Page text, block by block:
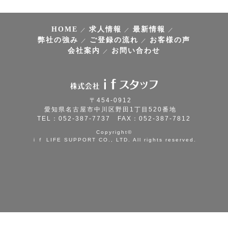
HOME 求人情報
最新情報
弊社の強み
ご登録の流れ
お客様の声
会社案内
お問い合わせ
〒454-0912
愛知県名古屋市中川区野田1丁目520番地
TEL：052-387-7737 FAX：052-387-7812
Copyright©
ｉｆ LIFE SUPPORT CO., LTD. All rights reserved.